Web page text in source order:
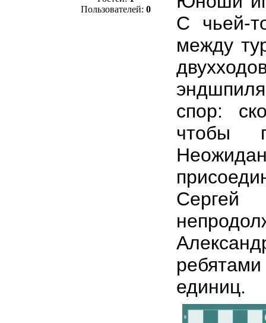
Пользователей: 0
С чьей-
между
спор:
чтобы
единиц.